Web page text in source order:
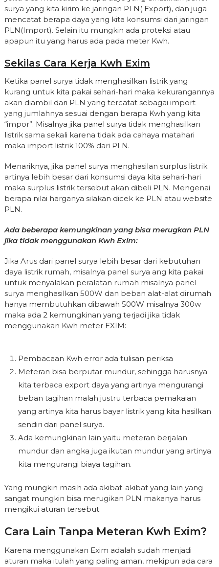
surya yang kita kirim ke jaringan PLN( Export), dan juga
mencatat berapa daya yang kita konsumsi dari jaringan
PLN(Import). Selain itu mungkin ada proteksi atau
apapun itu yang harus ada pada meter Kwh.
Sekilas Cara Kerja Kwh Exim
Ketika panel surya tidak menghasilkan listrik yang
kurang untuk kita pakai sehari-hari maka kekurangannya
akan diambil dari PLN yang tercatat sebagai import
yang jumlahnya sesuai dengan berapa Kwh yang kita
“impor”. Misalnya jika panel surya tidak menghasilkan
listrik sama sekali karena tidak ada cahaya matahari
maka import listrik 100% dari PLN.
Menariknya, jika panel surya menghasilan surplus listrik
artinya lebih besar dari konsumsi daya kita sehari-hari
maka surplus listrik tersebut akan dibeli PLN. Mengenai
berapa nilai harganya silakan dicek ke PLN atau website
PLN.
Ada beberapa kemungkinan yang bisa merugkan PLN
jika tidak menggunakan Kwh Exim:
Jika Arus dari panel surya lebih besar dari kebutuhan
daya listrik rumah, misalnya panel surya ang kita pakai
untuk menyalakan peralatan rumah misalnya panel
surya menghasilkan 500W dan beban alat-alat dirumah
hanya membutuhkan dibawah 500W misalnya 300w
maka ada 2 kemungkinan yang terjadi jika tidak
menggunakan Kwh meter EXIM:
Pembacaan Kwh error ada tulisan periksa
Meteran bisa berputar mundur, sehingga harusnya
kita terbaca export daya yang artinya mengurangi
beban tagihan malah justru terbaca pemakaian
yang artinya kita harus bayar listrik yang kita hasilkan
sendiri dari panel surya.
Ada kemungkinan lain yaitu meteran berjalan
mundur dan angka juga ikutan mundur yang artinya
kita mengurangi biaya tagihan.
Yang mungkin masih ada akibat-akibat yang lain yang
sangat mungkin bisa merugikan PLN makanya harus
mengikui aturan tersebut.
Cara Lain Tanpa Meteran Kwh Exim?
Karena menggunakan Exim adalah sudah menjadi
aturan maka itulah yang paling aman, mekipun ada cara